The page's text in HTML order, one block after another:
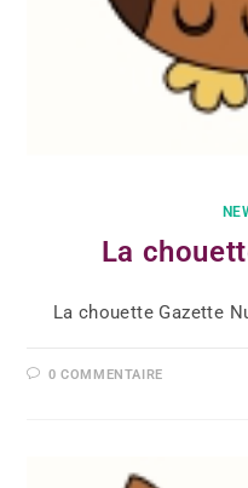
La
La chouette Gazette
0 COMMENTAIRE